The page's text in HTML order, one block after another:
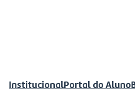
InstitucionalPortal do Aluno